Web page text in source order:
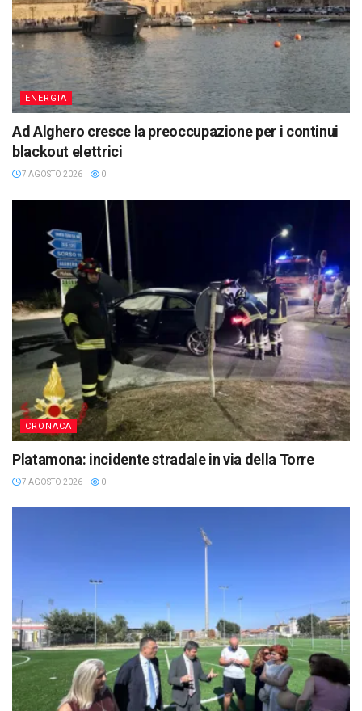
ENERGIA
Ad Alghero cresce la preoccupazione per i continui
blackout elettrici
7 AGOSTO 2026 0
CRONACA
Platamona: incidente stradale in via della Torre
7 AGOSTO 2026 0